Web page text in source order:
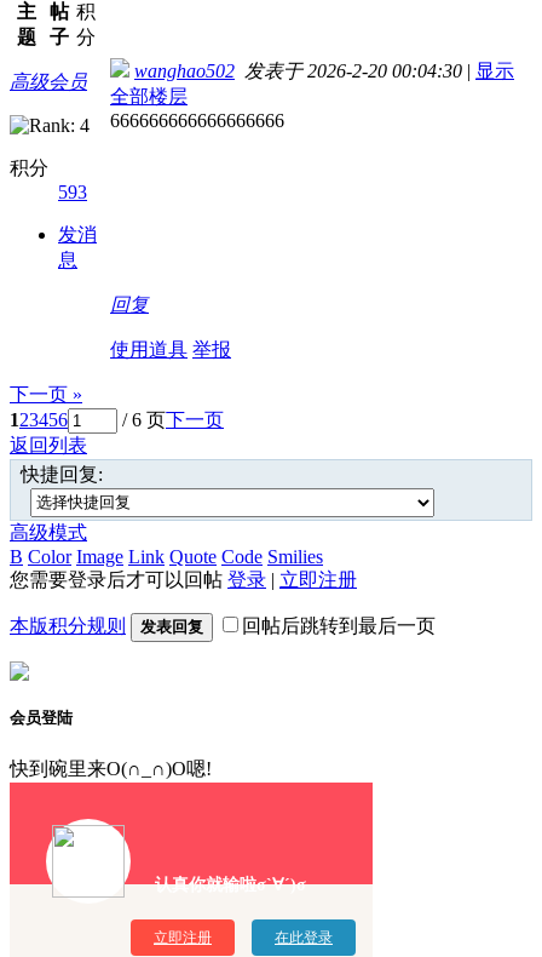
主
题
帖
子
积
分
高级会员
积分
593
发消
息
wanghao502 发表于 2026-2-20 00:04:30 | 显示
全部楼层
666666666666666666
回复
使用道具 举报
下一页 »
123456 / 6 页下一页
返回列表
快捷回复:
高级模式
B Color Image Link Quote Code Smilies
您需要登录后才可以回帖 登录 | 立即注册
本版积分规则 发表回复 回帖后跳转到最后一页
会员登陆
快到碗里来O(∩_∩)O嗯!
认真你就输啦σ`∀´)σ
立即注册 在此登录